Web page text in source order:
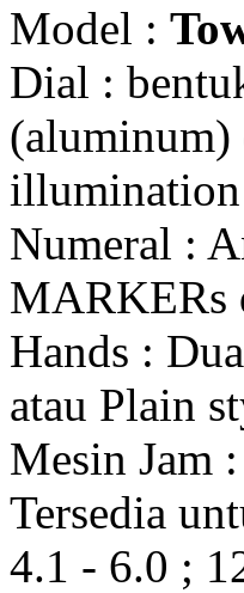
Model :
Dial :
(aluminum)
Numeral :
Hands :
atau Plain
Mesin Jam
Tersedia
4.1 - 6.0 ;